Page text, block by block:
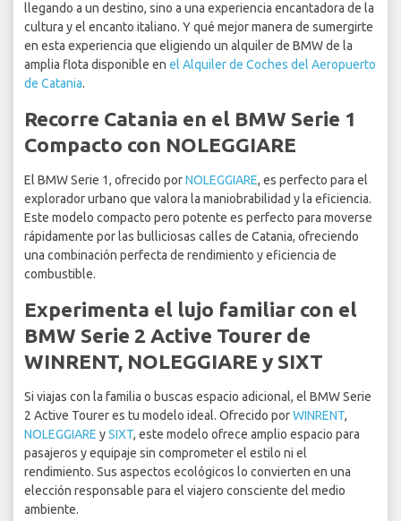
llegando a un destino, sino a una experiencia encantadora de la
cultura y el encanto italiano. Y qué mejor manera de sumergirte
en esta experiencia que eligiendo un alquiler de BMW de la
amplia flota disponible en el Alquiler de Coches del Aeropuerto
de Catania.
Recorre Catania en el BMW Serie 1
Compacto con NOLEGGIARE
El BMW Serie 1, ofrecido porNOLEGGIARE, es perfecto para el
explorador urbano que valora la maniobrabilidad y la eficiencia.
Este modelo compacto pero potente es perfecto para moverse
rápidamente por las bulliciosas calles de Catania, ofreciendo
una combinación perfecta de rendimiento y eficiencia de
combustible.
Experimenta el lujo familiar con el
BMW Serie 2 Active Tourer de
WINRENT, NOLEGGIARE y SIXT
Si viajas con la familia o buscas espacio adicional, el BMW Serie
2 Active Tourer es tu modelo ideal. Ofrecido porWINRENT,
NOLEGGIARE ySIXT, este modelo ofrece amplio espacio para
pasajeros y equipaje sin comprometer el estilo ni el
rendimiento. Sus aspectos ecológicos lo convierten en una
elección responsable para el viajero consciente del medio
ambiente.